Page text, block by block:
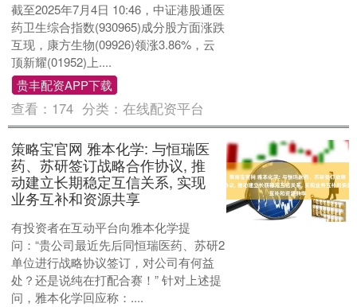
截至2025年7月4日 10:46，中证港股通医
药卫生综合指数(930965)成分股方面涨跌
互现，康方生物(09926)领涨3.86%，云
顶新耀(01952)上....
贵丰配资APP下载
查看： 174 分类：在线配资平台
策略宝官网 雅本化学: 与恒瑞医
药、苏研签订战略合作协议, 推
动建立长期稳定互信关系, 实现
业务互补和资源共享
有投资者在互动平台向雅本化学提
问：“贵公司最近先后同恒瑞医药、苏研2
单位进行战略协议签订，对公司有何益
处？还是说纯在打配合赛！” 针对上述提
问，雅本化学回应称：....